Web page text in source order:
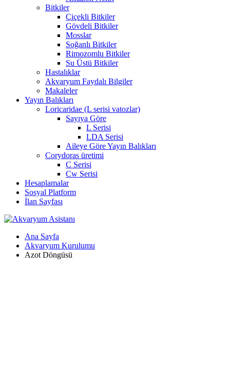
Bitkiler
Çiçekli Bitkiler
Gövdeli Bitkiler
Mosslar
Soğanlı Bitkiler
Rimozomlu Bitkiler
Su Üstü Bitkiler
Hastalıklar
Akvaryum Faydalı Bilgiler
Makaleler
Yayın Balıkları
Loricaridae (L serisi vatozlar)
Sayıya Göre
L Serisi
LDA Serisi
Aileye Göre Yayın Balıkları
Corydoras üretimi
C Serisi
Cw Serisi
Hesaplamalar
Sosyal Platform
İlan Sayfası
Ana Sayfa
Akvaryum Kurulumu
Azot Döngüsü